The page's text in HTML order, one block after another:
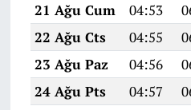
21 Ağu Cum
04:53
22 Ağu Cts
04:55
23 Ağu Paz
04:56
24 Ağu Pts
04:57